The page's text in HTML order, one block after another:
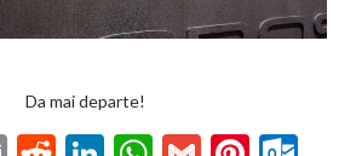
Da mai departe!